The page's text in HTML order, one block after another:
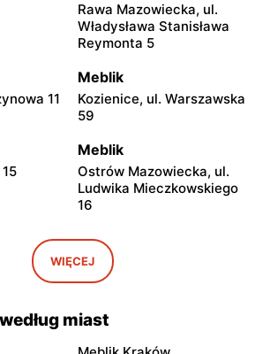
Rawa Mazowiecka, ul.
Władysława Stanisława
Reymonta 5
11
Meblik
Kozienice, ul. Warszawska
59
Meblik
Ostrów Mazowiecka, ul.
Ludwika Mieczkowskiego
16
Meblik
Radom, ul. Czysta 4
3
Meblik
WIĘCEJ
miast